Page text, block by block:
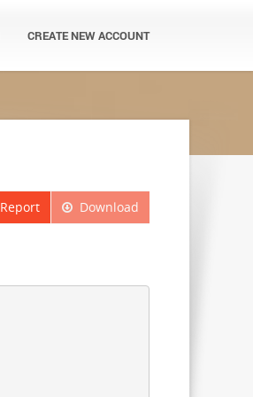
CREATE NEW ACCOUNT
Download
Report